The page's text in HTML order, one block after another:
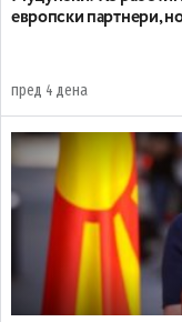
европски партнери,
пред 4 дена